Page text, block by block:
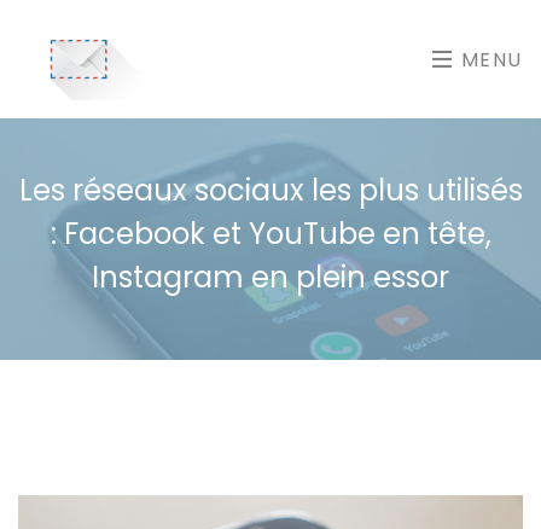
MENU
Les réseaux sociaux les plus utilisés
: Facebook et YouTube en tête,
Instagram en plein essor